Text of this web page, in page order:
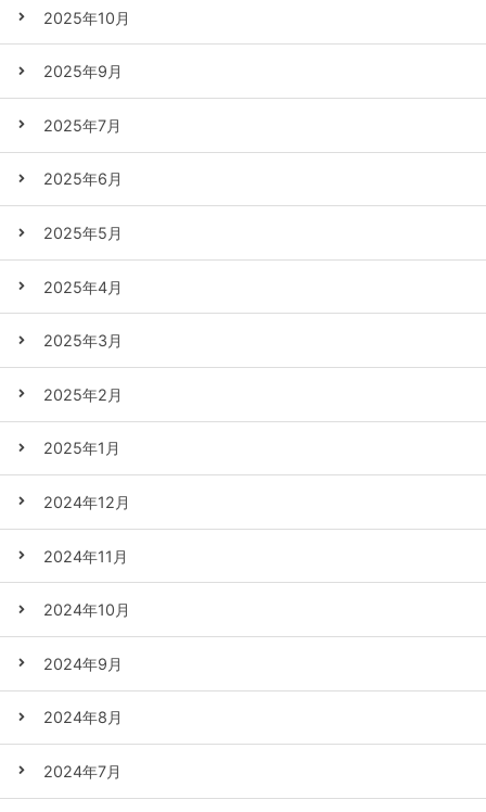
2025年10月
2025年9月
2025年7月
2025年6月
2025年5月
2025年4月
2025年3月
2025年2月
2025年1月
2024年12月
2024年11月
2024年10月
2024年9月
2024年8月
2024年7月